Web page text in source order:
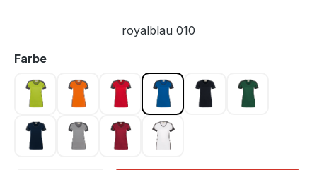
royalblau 010
Farbeauswählen
kiwi 040 orange 027rot 002 royalblau 010schwarz 005tanne 072
tinte 034 titan 043 weinrot 017weiß 001